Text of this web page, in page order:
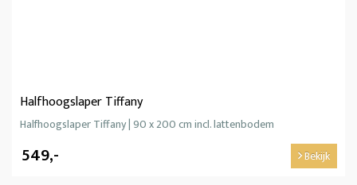
Halfhoogslaper Tiffany
Halfhoogslaper Tiffany | 90 x 200 cm incl. lattenbodem
549,- Bekijk